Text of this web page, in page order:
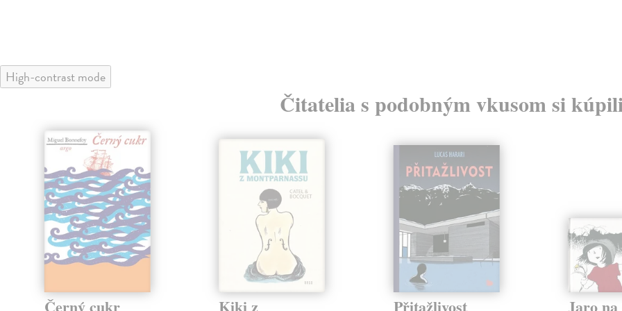
High-contrast mode
Čitatelia s podobným vkusom si